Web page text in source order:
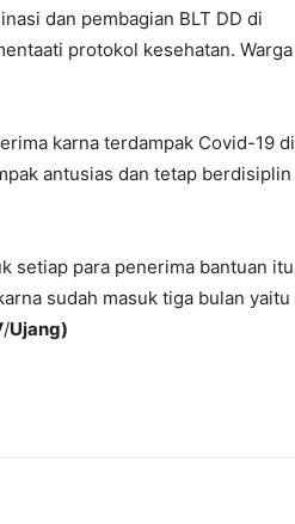
dan pembagian BLT DD di
protokol kesehatan. Warga
karna terdampak Covid-19 di
antusias dan tetap berdisiplin
setiap para penerima bantuan itu
sudah masuk tiga bulan yaitu
/Ujang)